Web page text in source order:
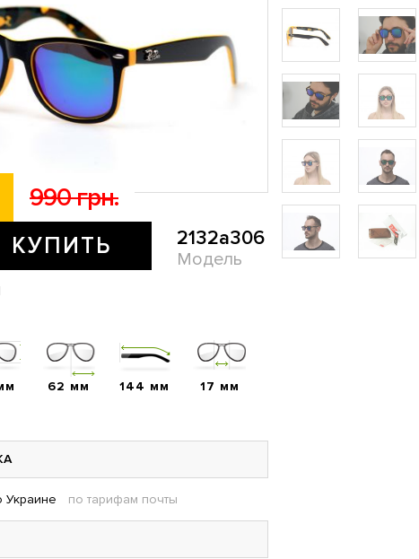
990 грн.
КУПИТЬ 2132a306
Модель
62 мм 144 мм 17 мм
Украине по тарифам почты